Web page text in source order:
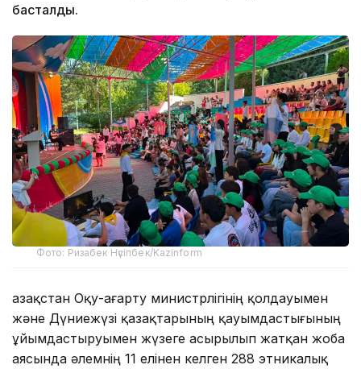
басталды.
Фото: Ризабек Нүсіпбек/Kazinform
Қазақстан Оқу-ағарту министрлігінің қолдауымен
және Дүниежүзі қазақтарының қауымдастығының
ұйымдастыруымен жүзеге асырылып жатқан жоба
аясында әлемнің 11 елінен келген 288 этникалық